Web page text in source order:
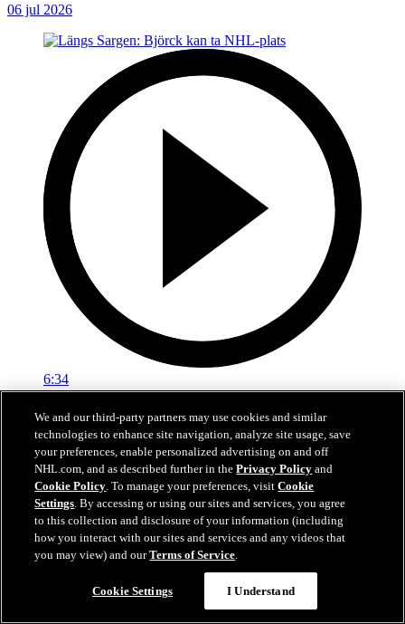
06 jul 2026
6:34
Längs Sargen: Björck kan ta NHL-plats
Ekholm om Björcks chanser till spel direkt med Jets
07 jul 2026
We and our third-party partners may use cookies and similar
technologies to enhance site navigation, analyze site usage, save
your preferences, enable personalized advertising on and off
NHL.com, and as described further in thePrivacy Policy and
Cookie Policy. To manage your preferences, visitCookie
Settings. By accessing or using our sites and services, you agree
to this collection and disclosure of your information (including
how you interact with our sites and services and any videos that
you may view) and ourTerms of Service.
Cookie Settings I Understand